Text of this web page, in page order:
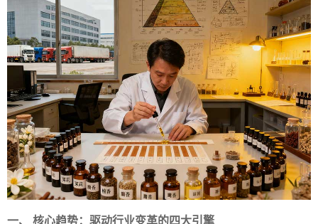
一、 核心趋势：驱动行业变革的四大引擎